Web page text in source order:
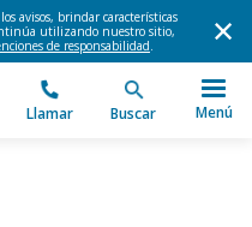
avisos, brindar características
utilizando nuestro sitio,
de responsabilidad.
Llamar Buscar Menú